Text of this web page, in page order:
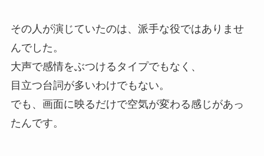
その人が演じていたのは、派手な役ではありませ
んでした。
大声で感情をぶつけるタイプでもなく、
目立つ台詞が多いわけでもない。
でも、画面に映るだけで空気が変わる感じがあっ
たんです。